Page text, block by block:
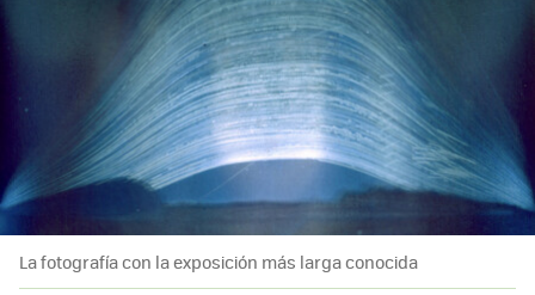
La fotografía con la exposición más larga conocida